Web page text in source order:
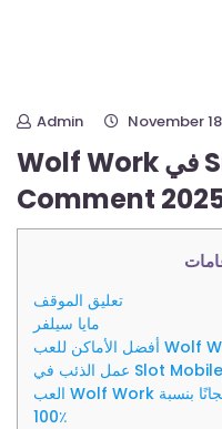
Admin November
Wolf Work في Silver Online Slot
تعليق الموقف
مايا سيلفر
عمل الذئب في Slot Mobile
العب Wolf Work مع النسخة التجريبية مجانًا بنسبة
100٪